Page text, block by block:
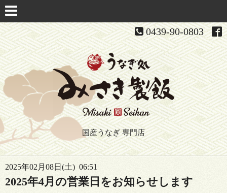
0439-90-0803
国産うなぎ 専門店
2025年02月08日(土) 06:51
2025年4月の営業日をお知らせします